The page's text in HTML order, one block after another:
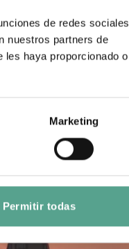
de redes sociales
nuestros partners de
les haya proporcionado o
Marketing
Permitir todas